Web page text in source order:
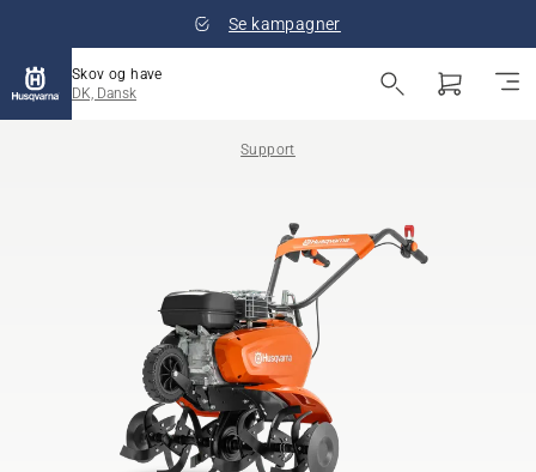
Se kampagner
Skov og have
DK, Dansk
Support